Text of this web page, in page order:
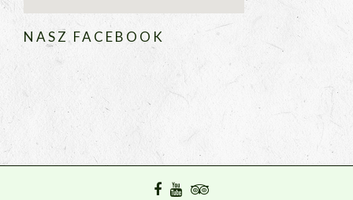
NASZ FACEBOOK